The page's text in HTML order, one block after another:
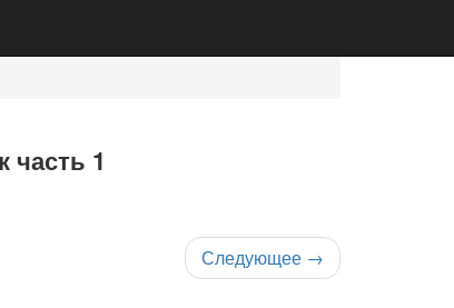
часть 1
Следующее →